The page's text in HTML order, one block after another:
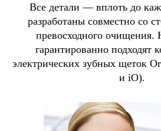
Все детали — вплоть до
разработаны совместно со
превосходного очищения.
гарантированно подходят
электрических зубных щеток
и iO).